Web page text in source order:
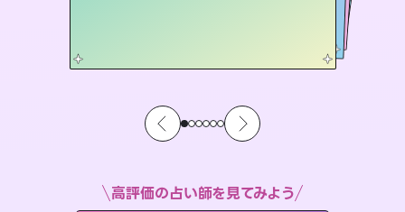
高評価の占い師を見てみよう